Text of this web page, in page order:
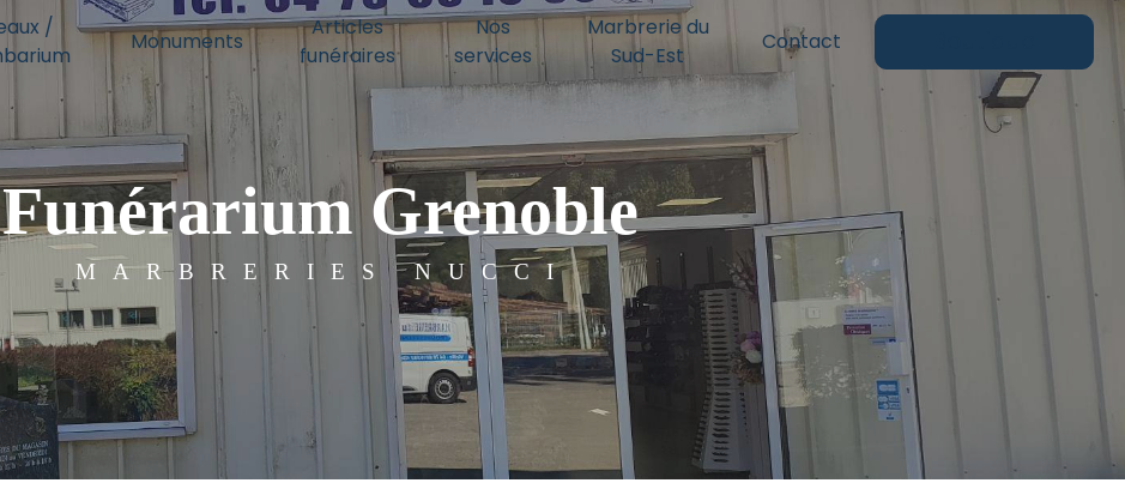
/
Monuments
Articles
funéraires
Nos
services
Marbrerie du
Sud-Est
Contact
Funérarium Grenoble
MARBRERIES NUCCI